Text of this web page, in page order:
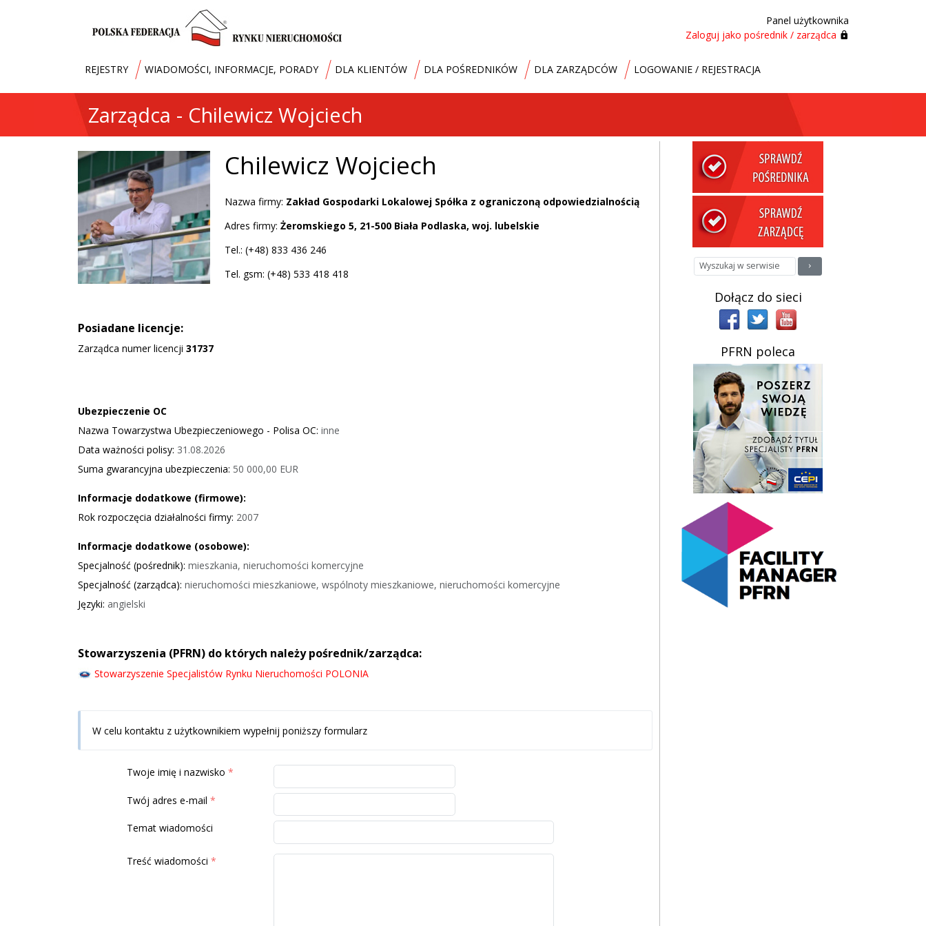
Panel użytkownika
Zaloguj jako pośrednik / zarządca
REJESTRY WIADOMOŚCI, INFORMACJE, PORADY DLA KLIENTÓW DLA POŚREDNIKÓW DLA ZARZĄDCÓW LOGOWANIE / REJESTRACJA
Zarządca - Chilewicz Wojciech
Chilewicz Wojciech
Nazwa firmy: Zakład Gospodarki Lokalowej Spółka z ograniczoną odpowiedzialnością
Adres firmy:Żeromskiego 5, 21-500 Biała Podlaska, woj. lubelskie
Tel.: (+48) 833 436 246
Tel. gsm: (+48) 533 418 418
Posiadane licencje:
Zarządca numer licencji 31737
Ubezpieczenie OC
Nazwa Towarzystwa Ubezpieczeniowego - Polisa OC: inne
Data ważności polisy: 31.08.2026
Suma gwarancyjna ubezpieczenia: 50 000,00 EUR
Informacje dodatkowe (firmowe):
Rok rozpoczęcia działalności firmy: 2007
Informacje dodatkowe (osobowe):
Specjalność (pośrednik): mieszkania, nieruchomości komercyjne
Specjalność (zarządca): nieruchomości mieszkaniowe, wspólnoty mieszkaniowe, nieruchomości komercyjne
Języki: angielski
Stowarzyszenia (PFRN) do których należy pośrednik/zarządca:
Stowarzyszenie Specjalistów Rynku Nieruchomości POLONIA
W celu kontaktu z użytkownikiem wypełnij poniższy formularz
Twoje imię i nazwisko
Twój adres e-mail
Temat wiadomości
Treść wiadomości
Dołącz do sieci
PFRN poleca